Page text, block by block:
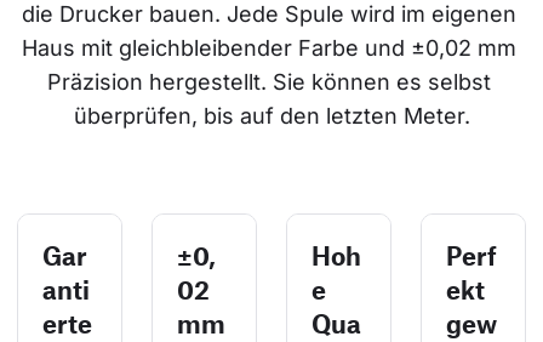
die Drucker bauen. Jede Spule wird im eigenen
Haus mit gleichbleibender Farbe und ±0,02 mm
Präzision hergestellt. Sie können es selbst
überprüfen, bis auf den letzten Meter.
Gar
anti
erte
±0,
02
mm
Hoh
e
Qua
Perf
ekt
gew